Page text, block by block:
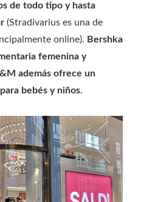
de todo tipo y hasta
(Stradivarius es una de
online). Bershka
femenina y
además ofrece un
bebés y niños.